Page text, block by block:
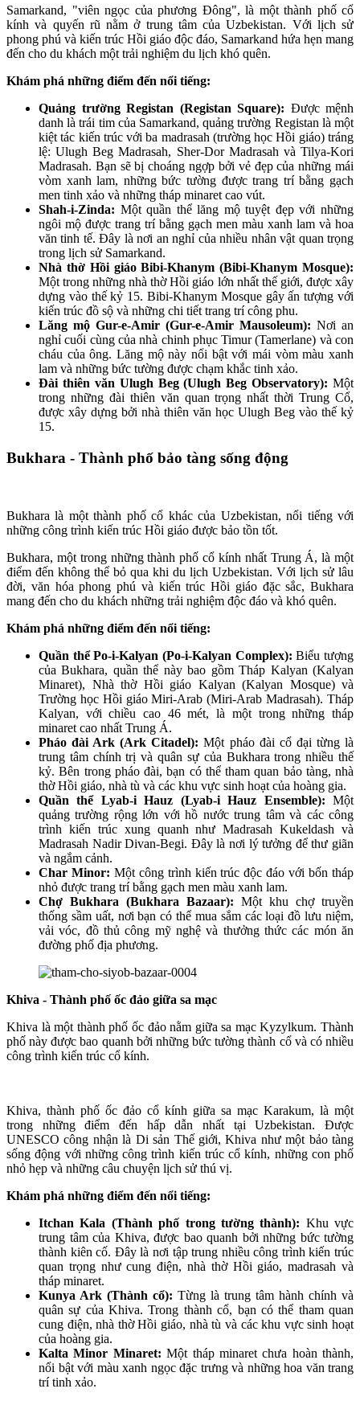
Samarkand, "viên ngọc của phương Đông", là một thành phố cổ
kính và quyến rũ nằm ở trung tâm của Uzbekistan. Với lịch sử
phong phú và kiến trúc Hồi giáo độc đáo, Samarkand hứa hẹn mang
đến cho du khách một trải nghiệm du lịch khó quên.
Khám phá những điểm đến nổi tiếng:
Quảng trường Registan (Registan Square): Được mệnh
danh là trái tim của Samarkand, quảng trường Registan là một
kiệt tác kiến trúc với ba madrasah (trường học Hồi giáo) tráng
lệ: Ulugh Beg Madrasah, Sher-Dor Madrasah và Tilya-Kori
Madrasah. Bạn sẽ bị choáng ngợp bởi vẻ đẹp của những mái
vòm xanh lam, những bức tường được trang trí bằng gạch
men tinh xảo và những tháp minaret cao vút.
Shah-i-Zinda: Một quần thể lăng mộ tuyệt đẹp với những
ngôi mộ được trang trí bằng gạch men màu xanh lam và hoa
văn tinh tế. Đây là nơi an nghỉ của nhiều nhân vật quan trọng
trong lịch sử Samarkand.
Nhà thờ Hồi giáo Bibi-Khanym (Bibi-Khanym Mosque):
Một trong những nhà thờ Hồi giáo lớn nhất thế giới, được xây
dựng vào thế kỷ 15. Bibi-Khanym Mosque gây ấn tượng với
kiến trúc đồ sộ và những chi tiết trang trí công phu.
Lăng mộ Gur-e-Amir (Gur-e-Amir Mausoleum): Nơi an
nghỉ cuối cùng của nhà chinh phục Timur (Tamerlane) và con
cháu của ông. Lăng mộ này nổi bật với mái vòm màu xanh
lam và những bức tường được chạm khắc tinh xảo.
Đài thiên văn Ulugh Beg (Ulugh Beg Observatory): Một
trong những đài thiên văn quan trọng nhất thời Trung Cổ,
được xây dựng bởi nhà thiên văn học Ulugh Beg vào thế kỷ
15.
Bukhara - Thành phố bảo tàng sống động
Bukhara là một thành phố cổ khác của Uzbekistan, nổi tiếng với
những công trình kiến trúc Hồi giáo được bảo tồn tốt.
Bukhara, một trong những thành phố cổ kính nhất Trung Á, là một
điểm đến không thể bỏ qua khi du lịch Uzbekistan. Với lịch sử lâu
đời, văn hóa phong phú và kiến trúc Hồi giáo đặc sắc, Bukhara
mang đến cho du khách những trải nghiệm độc đáo và khó quên.
Khám phá những điểm đến nổi tiếng:
Quần thể Po-i-Kalyan (Po-i-Kalyan Complex): Biểu tượng
của Bukhara, quần thể này bao gồm Tháp Kalyan (Kalyan
Minaret), Nhà thờ Hồi giáo Kalyan (Kalyan Mosque) và
Trường học Hồi giáo Miri-Arab (Miri-Arab Madrasah). Tháp
Kalyan, với chiều cao 46 mét, là một trong những tháp
minaret cao nhất Trung Á.
Pháo đài Ark (Ark Citadel): Một pháo đài cổ đại từng là
trung tâm chính trị và quân sự của Bukhara trong nhiều thế
kỷ. Bên trong pháo đài, bạn có thể tham quan bảo tàng, nhà
thờ Hồi giáo, nhà tù và các khu vực sinh hoạt của hoàng gia.
Quần thể Lyab-i Hauz (Lyab-i Hauz Ensemble): Một
quảng trường rộng lớn với hồ nước trung tâm và các công
trình kiến trúc xung quanh như Madrasah Kukeldash và
Madrasah Nadir Divan-Begi. Đây là nơi lý tưởng để thư giãn
và ngắm cảnh.
Char Minor: Một công trình kiến trúc độc đáo với bốn tháp
nhỏ được trang trí bằng gạch men màu xanh lam.
Chợ Bukhara (Bukhara Bazaar): Một khu chợ truyền
thống sầm uất, nơi bạn có thể mua sắm các loại đồ lưu niệm,
vải vóc, đồ thủ công mỹ nghệ và thưởng thức các món ăn
đường phố địa phương.
Khiva - Thành phố ốc đảo giữa sa mạc
Khiva là một thành phố ốc đảo nằm giữa sa mạc Kyzylkum. Thành
phố này được bao quanh bởi những bức tường thành cổ và có nhiều
công trình kiến trúc cổ kính.
Khiva, thành phố ốc đảo cổ kính giữa sa mạc Karakum, là một
trong những điểm đến hấp dẫn nhất tại Uzbekistan. Được
UNESCO công nhận là Di sản Thế giới, Khiva như một bảo tàng
sống động với những công trình kiến trúc cổ kính, những con phố
nhỏ hẹp và những câu chuyện lịch sử thú vị.
Khám phá những điểm đến nổi tiếng:
Itchan Kala (Thành phố trong tường thành): Khu vực
trung tâm của Khiva, được bao quanh bởi những bức tường
thành kiên cố. Đây là nơi tập trung nhiều công trình kiến trúc
quan trọng như cung điện, nhà thờ Hồi giáo, madrasah và
tháp minaret.
Kunya Ark (Thành cổ): Từng là trung tâm hành chính và
quân sự của Khiva. Trong thành cổ, bạn có thể tham quan
cung điện, nhà thờ Hồi giáo, nhà tù và các khu vực sinh hoạt
của hoàng gia.
Kalta Minor Minaret: Một tháp minaret chưa hoàn thành,
nổi bật với màu xanh ngọc đặc trưng và những hoa văn trang
trí tinh xảo.